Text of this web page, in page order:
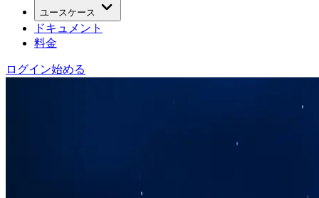
ユースケース
ドキュメント
料金
ログイン始める